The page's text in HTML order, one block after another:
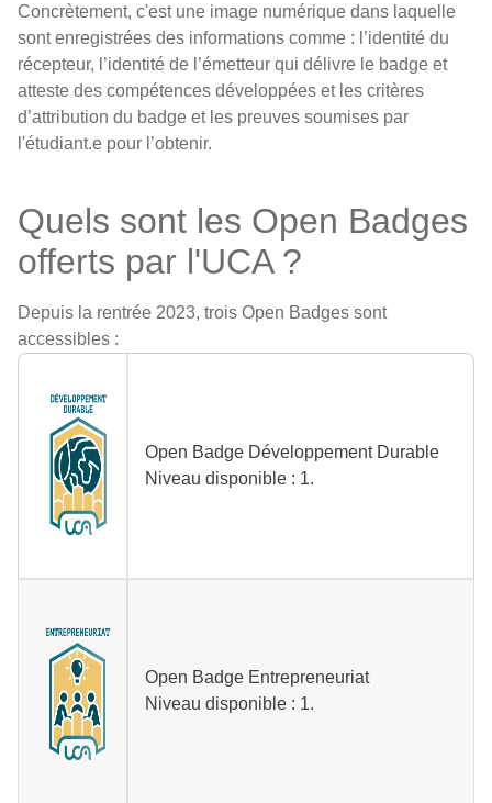
Concrètement, c'est une image numérique dans laquelle
sont enregistrées des informations comme : l’identité du
récepteur, l’identité de l’émetteur qui délivre le badge et
atteste des compétences développées et les critères
d’attribution du badge et les preuves soumises par
l'étudiant.e pour l’obtenir.
Quels sont les Open Badges
offerts par l'UCA ?
Depuis la rentrée 2023, trois Open Badges sont
accessibles :
Open Badge Développement Durable
Niveau disponible : 1.
Open Badge Entrepreneuriat
Niveau disponible : 1.